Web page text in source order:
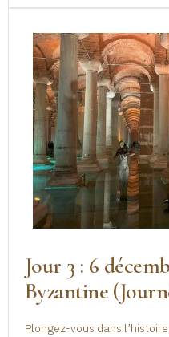
Jour 3 : 6
Byzantine
Plongez-vous dans